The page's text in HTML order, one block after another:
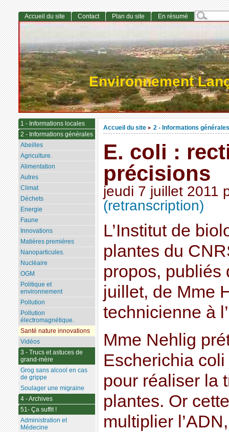
Environnement
Accueil du site > 2 - Informations générales
E. coli :
précisions
jeudi 7 juillet 2011
(retranscription)
L’Institut de
plantes du
propos, publiés
juillet, de Mme
technicienne à
Mme Nehlig
Escherichia
pour réaliser la
plantes. Or
multiplier
Accueil du site Contact Plan du site En résumé
1 - Informations locales
2 - Informations générales
Abeilles
Agriculture.
Alimentation
Autres
Climat
Déchets
Energie
Faune
Innovations
Matières premières
Nanoparticules.
Nucléaire
OGM
Politique et
environnement
Pollution
Pollution
électromagnétique.
Santé nature innovations
Vidéos
3 - Trucs et astuces de
grand-mère
Grog sans alcool en cas
de grippe
Soulager une migraine
4 - Archives
51- Ça suffit !
Administration et
Médecine